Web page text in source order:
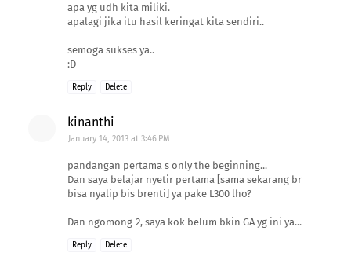
apa yg udh kita miliki.
apalagi jika itu hasil keringat kita sendiri..
semoga sukses ya..
:D
Reply Delete
kinanthi
January 14, 2013 at 3:46 PM
pandangan pertama s only the beginning...
Dan saya belajar nyetir pertama [sama sekarang br
bisa nyalip bis brenti] ya pake L300 lho?
Dan ngomong-2, saya kok belum bkin GA yg ini ya...
Reply Delete